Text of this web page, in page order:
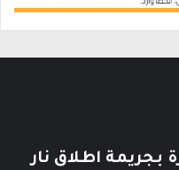
اطلاق نار